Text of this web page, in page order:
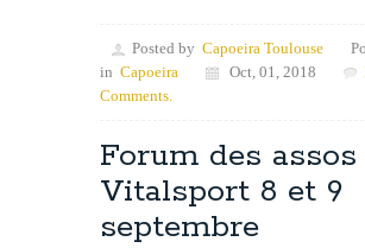
Posted by Capoeira Toulouse
in Capoeira Oct, 01, 2018
Comments.
Forum des
Vitalsport 8 et 9
septembre